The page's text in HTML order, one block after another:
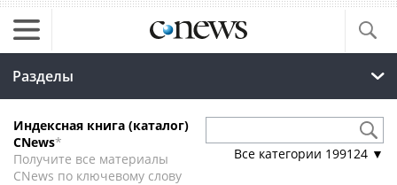
Разделы
Индексная книга (каталог)
CNews*
Получите все материалы
CNews по ключевому слову
Все категории 199124 ▼